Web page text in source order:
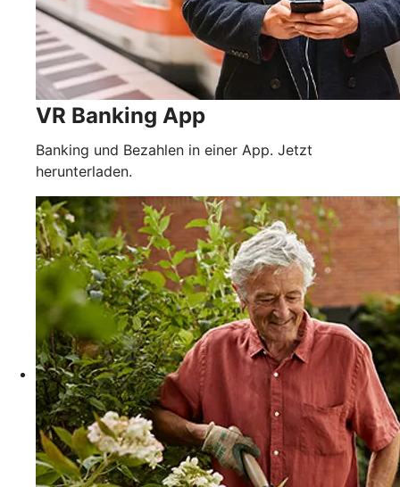
VR Banking App
Banking und Bezahlen in einer App. Jetzt
herunterladen.